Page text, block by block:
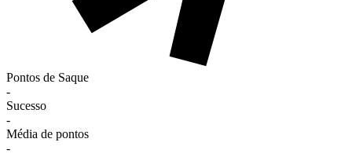
Pontos de Saque
-
Sucesso
-
Média de pontos
-